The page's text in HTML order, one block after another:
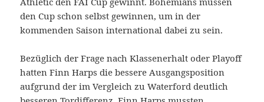
den Cup schon selbst gewinnen, um in der
kommenden Saison international dabei zu sein.
Bezüglich der Frage nach Klassenerhalt oder Playoff
hatten Finn Harps die bessere Ausgangsposition
aufgrund der im Vergleich zu Waterford deutlich